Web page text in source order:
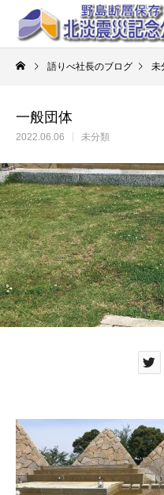
語りべ社長のブログ 未
一般団体
2022.06.06 未分類